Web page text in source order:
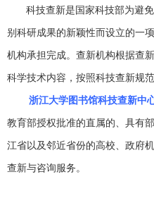
科技查新是国家科技部为避
别科研成果的新颖性而设立的一
机构承担完成。查新机构根据查
科学技术内容，按照科技查新规
浙江大学图书馆科技查新中
教育部授权批准的直属的、具有
江省以及邻近省份的高校、政府
查新与咨询服务。